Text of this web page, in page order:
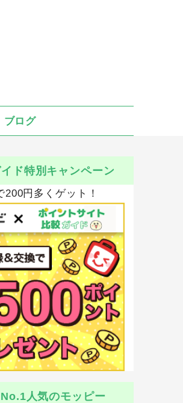
ブログ
ド特別キャンペーン
円多くゲット！
人気のモッピー